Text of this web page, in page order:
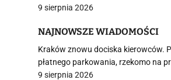
9 sierpnia 2026
NAJNOWSZE WIADOMOŚCI
Kraków znowu dociska kierowców.
płatnego parkowania, rzekomo na
9 sierpnia 2026